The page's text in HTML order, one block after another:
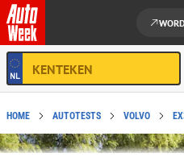
Ga naar de inhoud
HOME AUTOTESTS VOLVO